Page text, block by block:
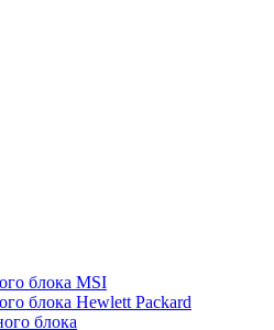
блока MSI
блока Hewlett Packard
блока